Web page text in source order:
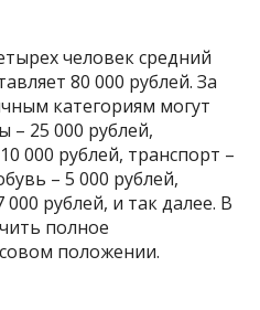
человек средний
80 000 рублей. За
категориям могут
– 25 000 рублей,
000 рублей, транспорт –
– 5 000 рублей,
рублей, и так далее. В
полное
положении.